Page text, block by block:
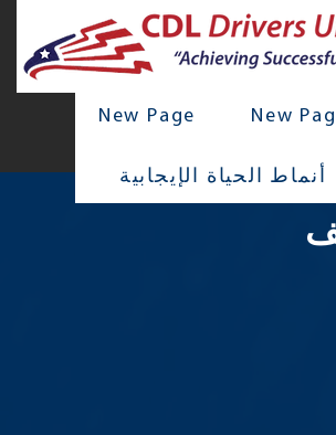
New Page New
أنماط الحياة الإيجابية